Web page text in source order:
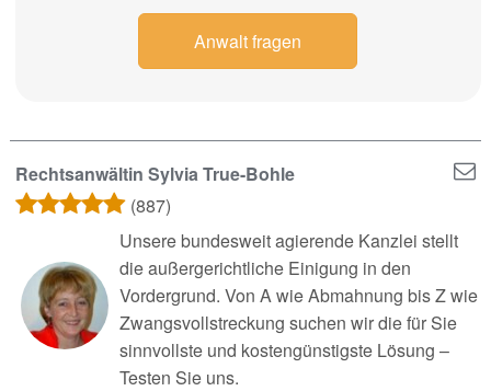
Anwalt fragen
Rechtsanwältin Sylvia True-Bohle
(887)
Unsere bundesweit agierende Kanzlei stellt
die außergerichtliche Einigung in den
Vordergrund. Von A wie Abmahnung bis Z wie
Zwangsvollstreckung suchen wir die für Sie
sinnvollste und kostengünstigste Lösung –
Testen Sie uns.